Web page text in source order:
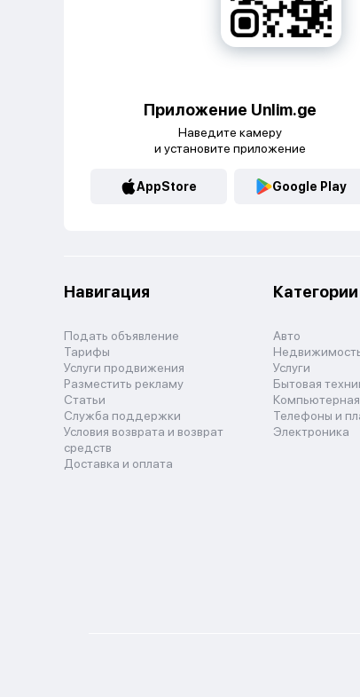
Приложение Unlim.ge
Наведите камеру
и установите приложение
AppStore Google Play
Навигация
Подать объявление
Тарифы
Услуги продвижения
Разместить рекламу
Статьи
Служба поддержки
Условия возврата и возврат
средств
Доставка и оплата
Категории
Авто
Услуги
Бытовая
Телефоны и
Электроника